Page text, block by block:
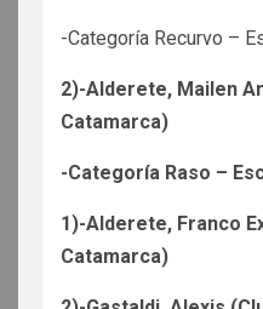
-Categoría Recurvo –
2)-Alderete, Mailen
Catamarca)
-Categoría Raso –
1)-Alderete, Franco
Catamarca)